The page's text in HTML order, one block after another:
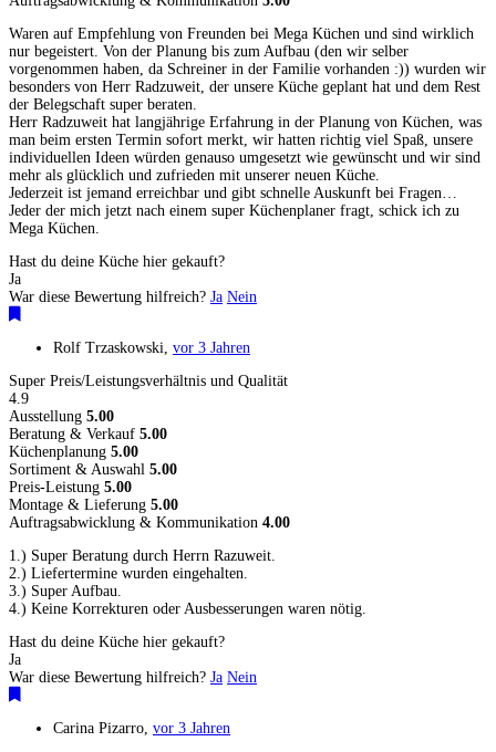
Waren auf Empfehlung von Freunden bei Mega Küchen und sind wirklich
nur begeistert. Von der Planung bis zum Aufbau (den wir selber
vorgenommen haben, da Schreiner in der Familie vorhanden :)) wurden wir
besonders von Herr Radzuweit, der unsere Küche geplant hat und dem Rest
der Belegschaft super beraten.
Herr Radzuweit hat langjährige Erfahrung in der Planung von Küchen, was
man beim ersten Termin sofort merkt, wir hatten richtig viel Spaß, unsere
individuellen Ideen würden genauso umgesetzt wie gewünscht und wir sind
mehr als glücklich und zufrieden mit unserer neuen Küche.
Jederzeit ist jemand erreichbar und gibt schnelle Auskunft bei Fragen…
Jeder der mich jetzt nach einem super Küchenplaner fragt, schick ich zu
Mega Küchen.
Hast du deine Küche hier gekauft?
Ja
War diese Bewertung hilfreich? Ja Nein
Rolf Trzaskowski, vor 3 Jahren
Super Preis/Leistungsverhältnis und Qualität
4.9
Ausstellung 5.00
Beratung & Verkauf 5.00
Küchenplanung 5.00
Sortiment & Auswahl 5.00
Preis-Leistung 5.00
Montage & Lieferung 5.00
Auftragsabwicklung & Kommunikation 4.00
1.) Super Beratung durch Herrn Razuweit.
2.) Liefertermine wurden eingehalten.
3.) Super Aufbau.
4.) Keine Korrekturen oder Ausbesserungen waren nötig.
Hast du deine Küche hier gekauft?
Ja
War diese Bewertung hilfreich? Ja Nein
Carina Pizarro, vor 3 Jahren